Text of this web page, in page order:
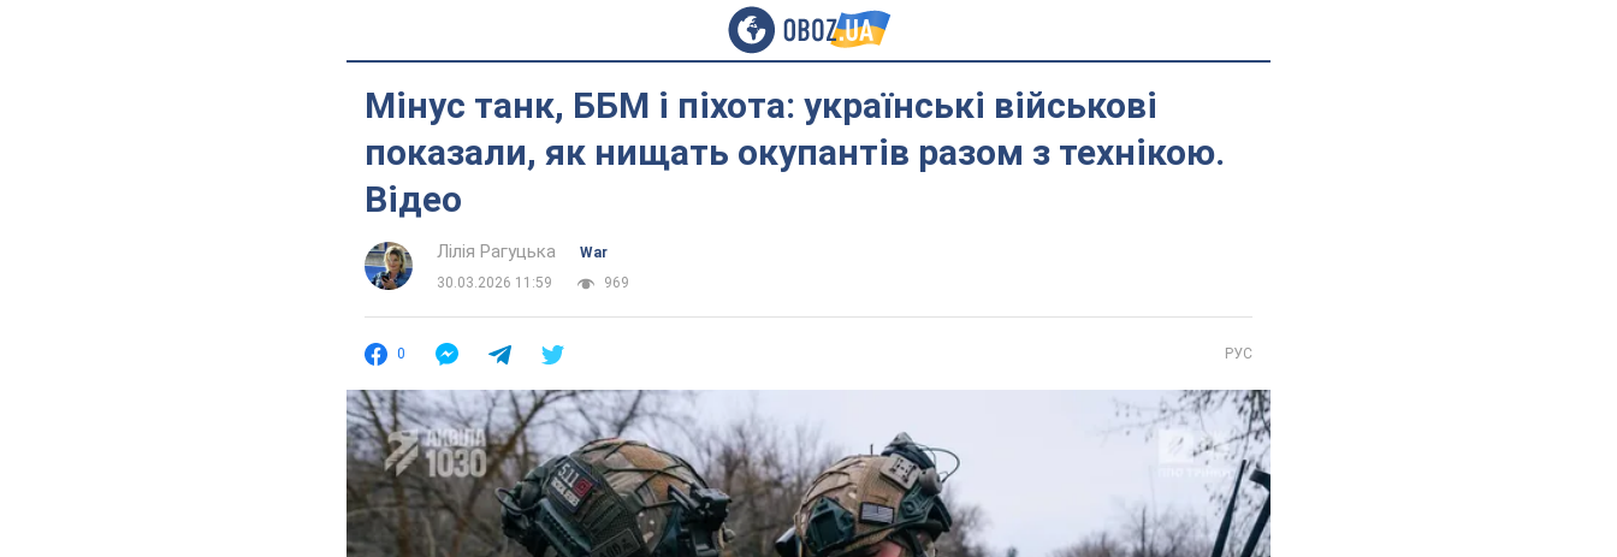
Мінус танк, ББМ і піхота: українські військові
показали, як нищать окупантів разом з технікою.
Відео
Лілія Рагуцька
War
30.03.2026 11:59
969
0 РУС